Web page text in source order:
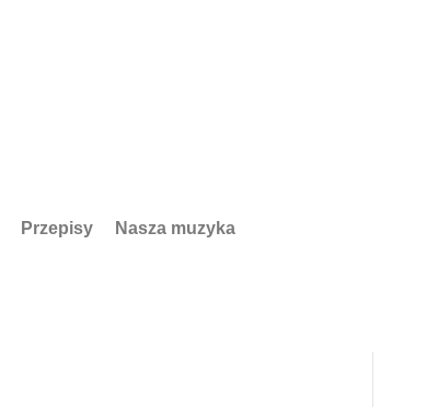
Przepisy Nasza muzyka